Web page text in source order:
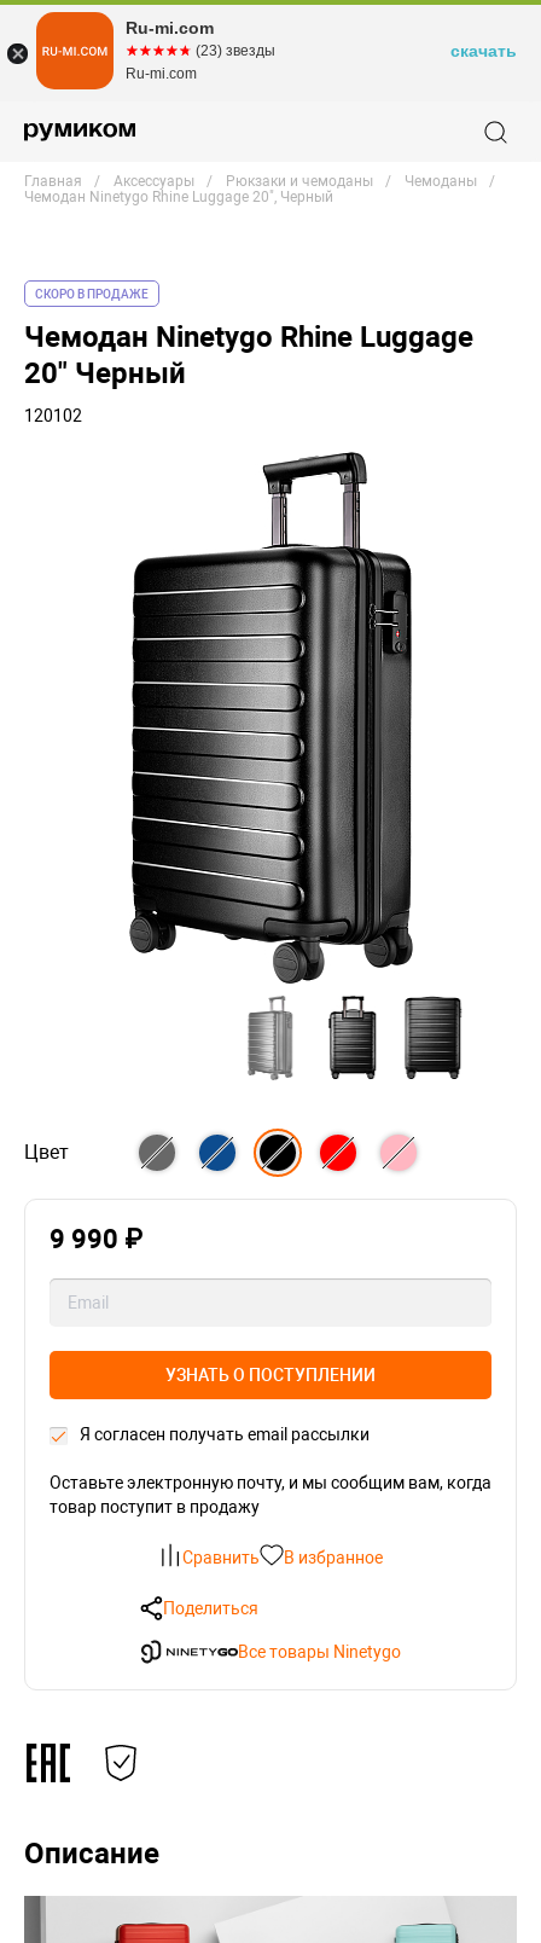
Главная Аксессуары Рюкзаки и чемоданы
Чемоданы
Чемодан Ninetygo Rhine Luggage 20", Черный
СКОРО В ПРОДАЖЕ
Чемодан Ninetygo Rhine Luggage
20" Черный
120102
Цвет
9 990 ₽
УЗНАТЬ О ПОСТУПЛЕНИИ
Я согласен получать email рассылки
Оставьте электронную почту, и мы сообщим вам, когда
товар поступит в продажу
Сравнить В избранное
Поделиться
Все товары Ninetygo
Описание
Ru-mi.com
☆☆☆☆☆
★★★★★ (23) звезды
Ru-mi.com
скачать